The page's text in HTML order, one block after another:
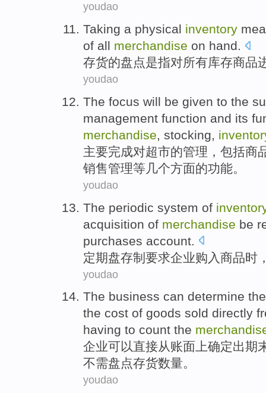
youdao
Taking a physical inventory
of all merchandise on hand.
存货的盘点是指对所有库存商品
youdao
The focus will be given to the
management function and its
merchandise, stocking,
主要完成对超市的管理 ，包括商
销售管理等几个方面的功能。
youdao
The periodic system of
acquisition of merchandise be
purchases account
定期盘存制 要求企业购入 商品时
youdao
The business can determine
the cost of goods sold directly
having to count the
企业可以直接从账面 上确定出期
不需盘点存货数量。
youdao